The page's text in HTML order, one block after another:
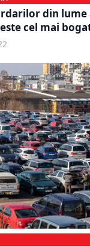
din lume
cel mai